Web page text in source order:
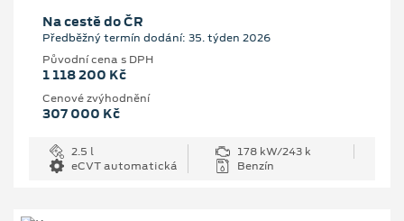
Na cestě do ČR
Předběžný termín dodání: 35. týden 2026
Původní cena s DPH
1 118 200 Kč
Cenové zvýhodnění
307 000 Kč
2.5 l
178 kW/243 k
eCVT automatická
Benzín